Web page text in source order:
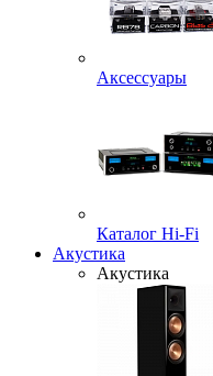
Аксессуары
Каталог Hi-Fi
Акустика
Акустика